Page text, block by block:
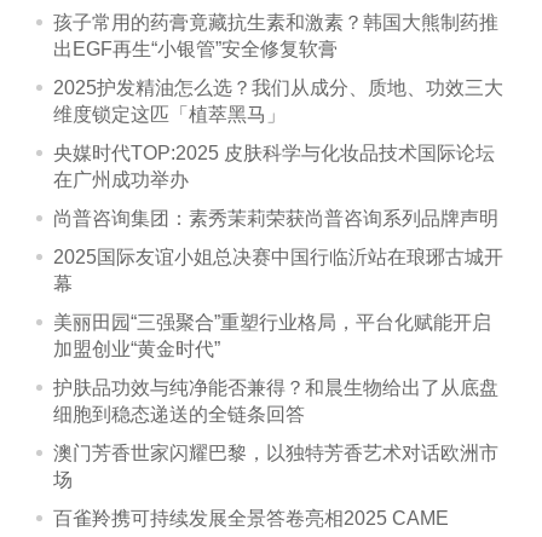
孩子常用的药膏竟藏抗生素和激素？韩国大熊制药推
出EGF再生“小银管”安全修复软膏
2025护发精油怎么选？我们从成分、质地、功效三大
维度锁定这匹「植萃黑马」
央媒时代TOP:2025 皮肤科学与化妆品技术国际论坛
在广州成功举办
尚普咨询集团：素秀茉莉荣获尚普咨询系列品牌声明
2025国际友谊小姐总决赛中国行临沂站在琅琊古城开
幕
美丽田园“三强聚合”重塑行业格局，平台化赋能开启
加盟创业“黄金时代”
护肤品功效与纯净能否兼得？和晨生物给出了从底盘
细胞到稳态递送的全链条回答
澳门芳香世家闪耀巴黎，以独特芳香艺术对话欧洲市
场
百雀羚携可持续发展全景答卷亮相2025 CAME